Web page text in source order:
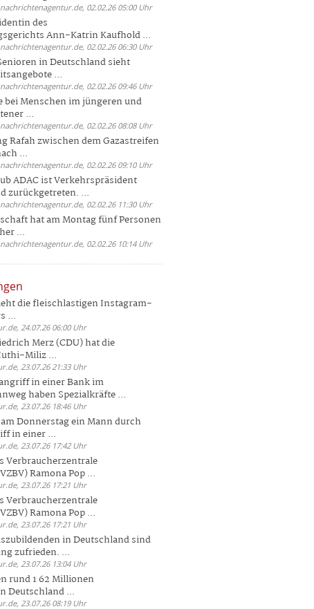
02.02.26 05:00 Uhr
des
Ann-Katrin Kaufhold ...
02.02.26 06:30 Uhr
in Deutschland sieht
...
02.02.26 09:46 Uhr
bei Menschen im jüngeren und
...
02.02.26 08:08 Uhr
Rafah zwischen dem Gazastreifen
...
02.02.26 09:10 Uhr
ADAC ist Verkehrspräsident
zurückgetreten. ...
02.02.26 11:30 Uhr
hat am Montag fünf Personen
...
02.02.26 10:14 Uhr
die fleischlastigen Instagram-
...
24.07.26 06:00 Uhr
Merz (CDU) hat die
Miliz ...
23.07.26 21:33 Uhr
in einer Bank im
haben Spezialkräfte ...
23.07.26 18:46 Uhr
Donnerstag ein Mann durch
in einer ...
23.07.26 17:42 Uhr
Verbraucherzentrale
Ramona Pop ...
23.07.26 17:21 Uhr
Verbraucherzentrale
Ramona Pop ...
23.07.26 17:21 Uhr
in Deutschland sind
zufrieden. ...
23.07.26 13:04 Uhr
rund 1 62 Millionen
Deutschland ...
23.07.26 08:19 Uhr